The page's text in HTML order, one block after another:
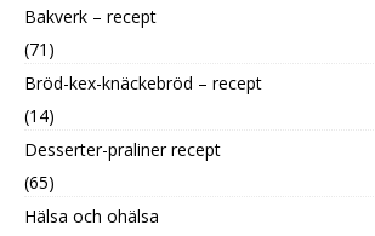
Bakverk – recept
(71)
Bröd-kex-knäckebröd – recept
(14)
Desserter-praliner recept
(65)
Hälsa och ohälsa